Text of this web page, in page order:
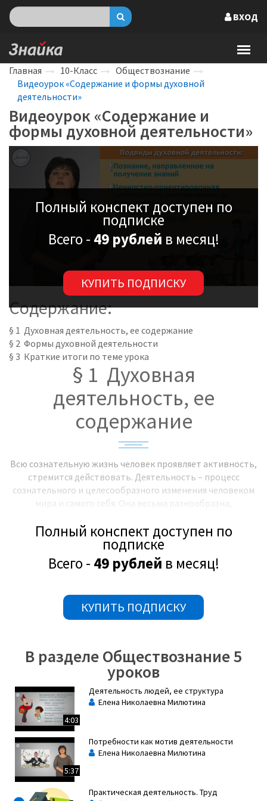
ВХОД
Главная 10-Класс
Обществознание
Видеоурок «Содержание и формы духовной
деятельности»
Видеоурок «Содержание и
формы духовной деятельности»
Полный конспект доступен по
подписке
Всего - 49 рублей в месяц!
КУПИТЬ ПОДПИСКУ
Содержание:
§ 1 Духовная деятельность, ее содержание
§ 2 Формы духовной деятельности
§ 3 Краткие итоги по теме урока
§ 1 Духовная
деятельность, ее
содержание
Всю сознательную жизнь человек проявляет активность,
стремится действовать. Деятельность – процесс
сознательного и целесообразного изменения человеком
мира и самого себя. Она весьма разнообразна,
Существуют различные классификации видов
деятельности. Обычно по способу осуществления
выделяют духовную и практическую деятельности.
Практическая деятельностьнаправлена на
преобразование реальных объектов природы и
общества.
Полный конспект доступен по
подписке
Всего - 49 рублей в месяц!
КУПИТЬ ПОДПИСКУ
В разделе Обществознание 5
уроков
4:03
Деятельность людей, ее структура
Елена Николаевна Милютина
5:37
Потребности как мотив деятельности
Елена Николаевна Милютина
Практическая деятельность. Труд